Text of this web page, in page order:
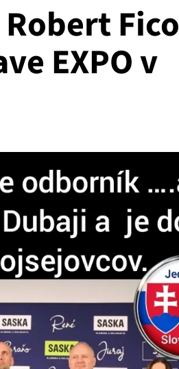
Fico
EXPO v